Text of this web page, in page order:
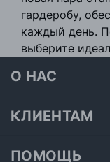
гардеробу,
каждый день.
выберите
О НАС
Наши магазины
Политика
КЛИЕНТАМ
Оплата
ПОМОЩЬ